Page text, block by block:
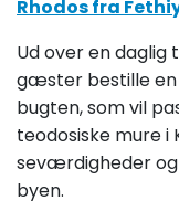
Rhodos fra
Ud over en daglig
gæster bestille en
bugten, som vil
teodosiske mure
seværdigheder
byen.